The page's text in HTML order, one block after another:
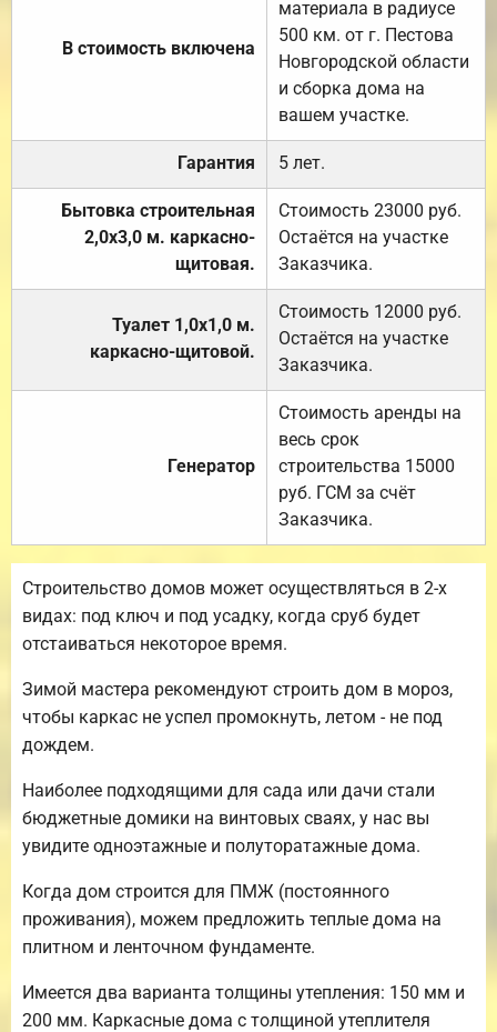
В стоимость включена
материала в радиусе
500 км. от г. Пестова
Новгородской области
и сборка дома на
вашем участке.
Гарантия 5 лет.
Бытовка строительная
2,0х3,0 м. каркасно-
щитовая.
Стоимость 23000 руб.
Остаётся на участке
Заказчика.
Туалет 1,0х1,0 м.
каркасно-щитовой.
Стоимость 12000 руб.
Остаётся на участке
Заказчика.
Генератор
Стоимость аренды на
весь срок
строительства 15000
руб. ГСМ за счёт
Заказчика.
Строительство домов может осуществляться в 2-х
видах: под ключ и под усадку, когда сруб будет
отстаиваться некоторое время.
Зимой мастера рекомендуют строить дом в мороз,
чтобы каркас не успел промокнуть, летом - не под
дождем.
Наиболее подходящими для сада или дачи стали
бюджетные домики на винтовых сваях, у нас вы
увидите одноэтажные и полуторатажные дома.
Когда дом строится для ПМЖ (постоянного
проживания), можем предложить теплые дома на
плитном и ленточном фундаменте.
Имеется два варианта толщины утепления: 150 мм и
200 мм. Каркасные дома с толщиной утеплителя